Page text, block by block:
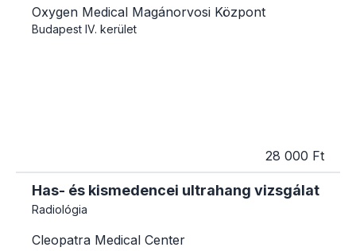
Oxygen Medical Magánorvosi Központ
Budapest IV. kerület
28 000 Ft
Has- és kismedencei ultrahang vizsgálat
Radiológia
Cleopatra Medical Center